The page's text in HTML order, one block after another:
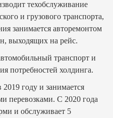
техобслуживание
и грузового транспорта,
занимается авторемонтом
выходящих на рейс.
транспорт и
потребностей холдинга.
году и занимается
перевозками. С 2020 года
и обслуживает 5